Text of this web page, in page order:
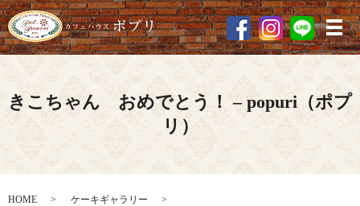
メ
きこちゃん おめでとう！ – popuri（ポプ
リ）
HOME
ケーキギャラリー